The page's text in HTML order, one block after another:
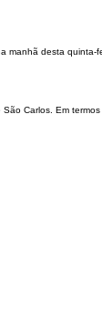
manhã desta quinta-
Carlos. Em